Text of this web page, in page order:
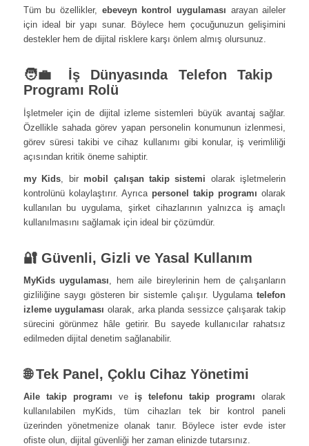
Tüm bu özellikler, ebeveyn kontrol uygulaması arayan aileler
için ideal bir yapı sunar. Böylece hem çocuğunuzun gelişimini
destekler hem de dijital risklere karşı önlem almış olursunuz.
🧑‍💼 İş Dünyasında Telefon Takip
Programı Rolü
İşletmeler için de dijital izleme sistemleri büyük avantaj sağlar.
Özellikle sahada görev yapan personelin konumunun izlenmesi,
görev süresi takibi ve cihaz kullanımı gibi konular, iş verimliliği
açısından kritik öneme sahiptir.
my Kids , bir mobil çalışan takip sistemi olarak işletmelerin
kontrolünü kolaylaştırır. Ayrıca personel takip programı olarak
kullanılan bu uygulama, şirket cihazlarının yalnızca iş amaçlı
kullanılmasını sağlamak için ideal bir çözümdür.
🔐 Güvenli, Gizli ve Yasal Kullanım
MyKids uygulaması , hem aile bireylerinin hem de çalışanların
gizliliğine saygı gösteren bir sistemle çalışır. Uygulamatelefon
izleme uygulaması olarak, arka planda sessizce çalışarak takip
sürecini görünmez hâle getirir. Bu sayede kullanıcılar rahatsız
edilmeden dijital denetim sağlanabilir.
🌐 Tek Panel, Çoklu Cihaz Yönetimi
Aile takip programı ve iş telefonu takip programı olarak
kullanılabilen myKids, tüm cihazları tek bir kontrol paneli
üzerinden yönetmenize olanak tanır. Böylece ister evde ister
ofiste olun, dijital güvenliği her zaman elinizde tutarsınız.